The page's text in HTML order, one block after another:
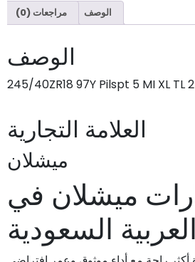
الوصف مراجعات (0)
الوصف
245/40ZR18 97Y Pilspt 5 MI XL TL
العلامة التجارية
ميشلان
ميشلان في
السعودية